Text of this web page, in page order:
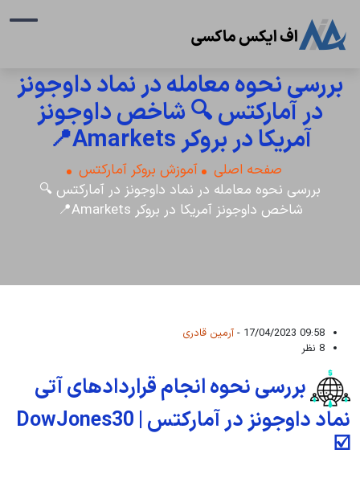
بررسی نحوه معامله در نماد داوجونز
در آمارکتس 🔍 شاخص داوجونز
آمریکا در بروکر Amarkets📍
صفحه اصلی
آموزش بروکر آمارکتس
بررسی نحوه معامله در نماد داوجونز در آمارکتس 🔍
شاخص داوجونز آمریکا در بروکر Amarkets📍
09:58 17/04/2023 -
آرمین قادری
8 نظر
بررسی نحوه انجام قراردادهای آتی
نماد داوجونز در آمارکتس |‌ DowJones30
☑️